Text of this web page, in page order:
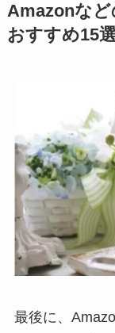
Amazonなど
おすすめ15
最後に、